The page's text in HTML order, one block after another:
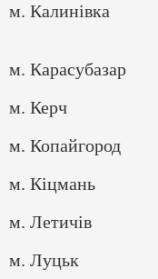
м. Калинівка
м. Карасубазар
м. Керч
м. Копайгород
м. Кіцмань
м. Летичів
м. Луцьк